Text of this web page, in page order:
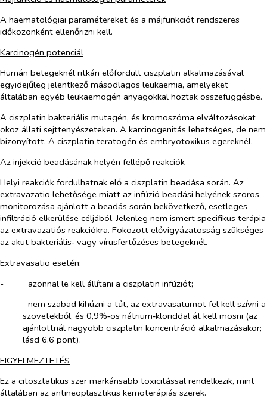
A haematológiai paramétereket és a májfunkciót rendszeres
időközönként ellenőrizni kell.
Karcinogén potenciál
Humán betegeknél ritkán előfordult ciszplatin alkalmazásával
egyidejűleg jelentkező másodlagos leukaemia, amelyeket
általában egyéb leukaemogén anyagokkal hoztak összefüggésbe.
A ciszplatin bakteriális mutagén, és kromoszóma elváltozásokat
okoz állati sejttenyészeteken. A karcinogenitás lehetséges, de nem
bizonyított. A ciszplatin teratogén és embryotoxikus egereknél.
Az injekció beadásának helyén fellépő reakciók
Helyi reakciók fordulhatnak elő a ciszplatin beadása során. Az
extravazatio lehetősége miatt az infúzió beadási helyének szoros
monitorozása ajánlott a beadás során bekövetkező, esetleges
infiltráció elkerülése céljából. Jelenleg nem ismert specifikus terápia
az extravazatiós reakciókra. Fokozott elővigyázatosság szükséges
az akut bakteriális‑ vagy vírusfertőzéses betegeknél.
Extravasatio esetén:
-​
azonnal le kell állítani a ciszplatin infúziót;
-​
nem szabad kihúzni a tűt, az extravasatumot fel kell szívni a
szövetekből, és 0,9%‑os nátrium‑kloriddal át kell mosni (az
ajánlottnál nagyobb ciszplatin koncentráció alkalmazásakor;
lásd 6.6 pont).
FIGYELMEZTETÉS
Ez a citosztatikus szer markánsabb toxicitással rendelkezik, mint
általában az antineoplasztikus kemoterápiás szerek.